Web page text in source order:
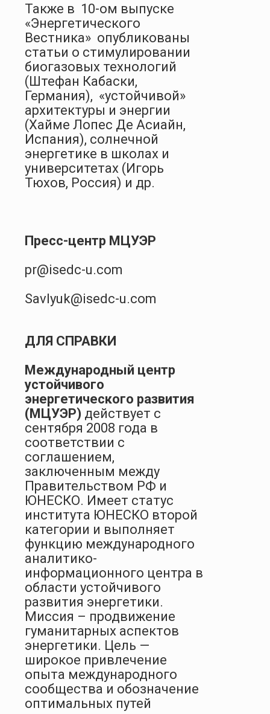
Также в 10-ом выпуске
«Энергетического
Вестника» опубликованы
статьи о стимулировании
биогазовых технологий
(Штефан Кабаски,
Германия), «устойчивой»
архитектуры и энергии
(Хайме Лопес Де Асиайн,
Испания), солнечной
энергетике в школах и
университетах (Игорь
Тюхов, Россия) и др.
Пресс-центр МЦУЭР
pr@isedc-u.com
Savlyuk@isedc-u.com
ДЛЯ СПРАВКИ
Международный центр
устойчивого
энергетического развития
(МЦУЭР) действует с
сентября 2008 года в
соответствии с
соглашением,
заключенным между
Правительством РФ и
ЮНЕСКО. Имеет статус
института ЮНЕСКО второй
категории и выполняет
функцию международного
аналитико-
информационного центра в
области устойчивого
развития энергетики.
Миссия – продвижение
гуманитарных аспектов
энергетики. Цель —
широкое привлечение
опыта международного
сообщества и обозначение
оптимальных путей